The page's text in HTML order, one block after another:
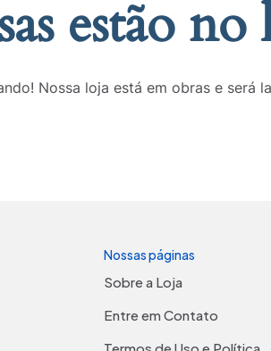
estão
Nossa loja está em obras e será
Nossas páginas
Sobre a Loja
Entre em Contato
Termos de Uso e Política